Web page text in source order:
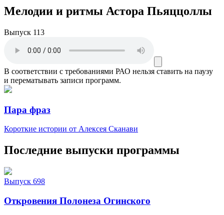
Мелодии и ритмы Астора Пьяццоллы
Выпуск 113
В соответствии с требованиями РАО нельзя ставить на паузу
и перематывать записи программ.
Пара фраз
Короткие истории от Алексея Сканави
Последние выпуски программы
Выпуск 698
Откровения Полонеза Огинского